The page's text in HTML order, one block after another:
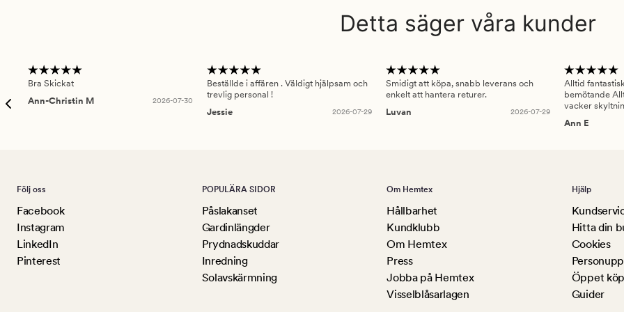
Detta säger våra kunder
Bra Skickat
Ann-Christin M
2026-07-30
Beställde i affären . Väldigt hjälpsam och
trevlig personal !
Jessie
2026-07-29
Smidigt att köpa, snabb leverans och
enkelt att hantera returer.
Luvan
2026-07-29
Alltid
bemötande
vacker
Ann E
Följ oss
Facebook
Instagram
LinkedIn
Pinterest
POPULÄRA SIDOR
Påslakanset
Gardinlängder
Prydnadskuddar
Inredning
Solavskärmning
Om Hemtex
Hållbarhet
Kundklubb
Om Hemtex
Press
Jobba på Hemtex
Visselblåsarlagen
Hjälp
Hitta din
Cookies
Öppet
Guider